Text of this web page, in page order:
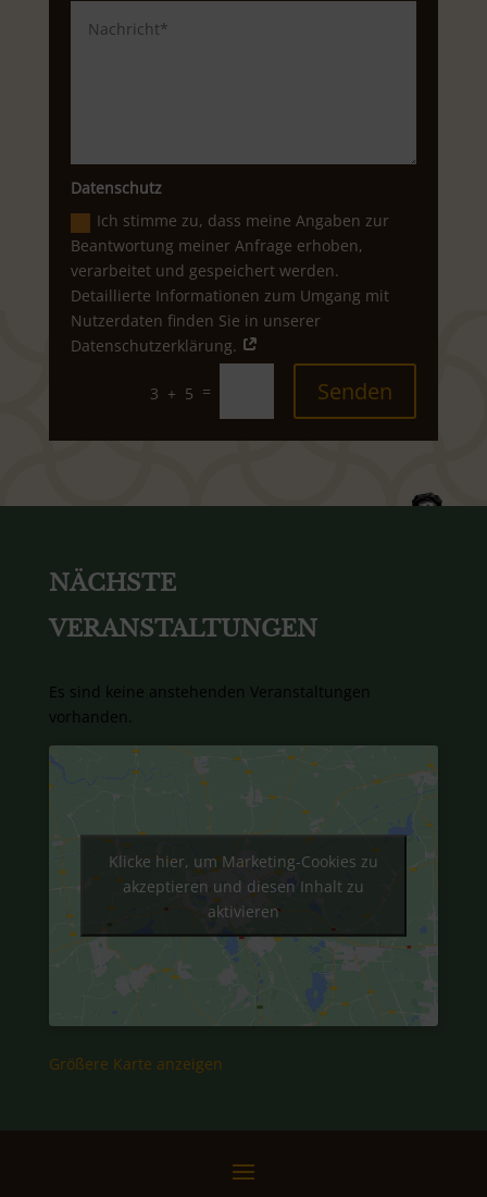
Datenschutz
Ich stimme zu, dass meine Angaben zur
Beantwortung meiner Anfrage erhoben,
verarbeitet und gespeichert werden.
Detaillierte Informationen zum Umgang mit
Nutzerdaten finden Sie in unserer
Datenschutzerklärung.
3 + 5 = Senden
NÄCHSTE
VERANSTALTUNGEN
Es sind keine anstehenden Veranstaltungen
vorhanden.
Klicke hier, um Marketing-Cookies zu
akzeptieren und diesen Inhalt zu
aktivieren
Größere Karte anzeigen